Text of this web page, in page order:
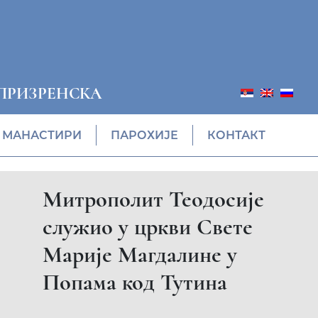
МАНАСТИРИ ПАРОХИЈЕ КОНТАКТ
Прослављен празник
Светог пророка Илије и
век постојања храма у
Церници